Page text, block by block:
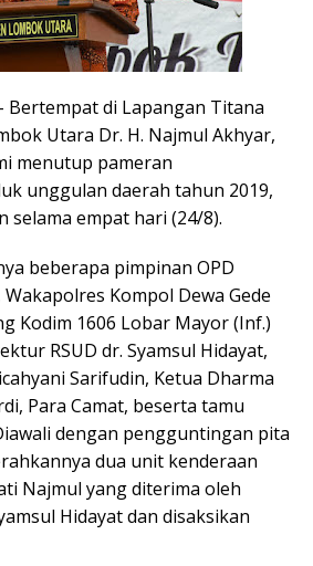
Bertempat di Lapangan Titana
Utara Dr. H. Najmul Akhyar,
menutup pameran
unggulan daerah tahun 2019,
selama empat hari (24/8).
beberapa pimpinan OPD
Kompol Dewa Gede
Kodim 1606 Lobar Mayor (Inf.)
RSUD dr. Syamsul Hidayat,
Sarifudin, Ketua Dharma
Para Camat, beserta tamu
dengan pengguntingan pita
dua unit kenderaan
Najmul yang diterima oleh
Hidayat dan disaksikan